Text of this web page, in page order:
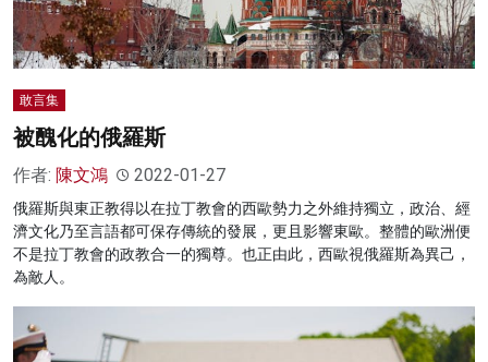
敢言集
被醜化的俄羅斯
作者: 陳文鴻 2022-01-27
俄羅斯與東正教得以在拉丁教會的西歐勢力之外維持獨立，政治、經
濟文化乃至言語都可保存傳統的發展，更且影響東歐。整體的歐洲便
不是拉丁教會的政教合一的獨尊。也正由此，西歐視俄羅斯為異己，
為敵人。